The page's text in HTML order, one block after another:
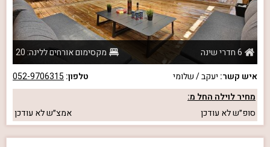
6 חדרי שינה
מקסימום אורחים ללינה: 20
איש קשר: יעקב / שלומי טלפון: 052-9706315
מחיר לוילה החל מ:
סופ״שלא עודכן אמצ״שלא עודכן